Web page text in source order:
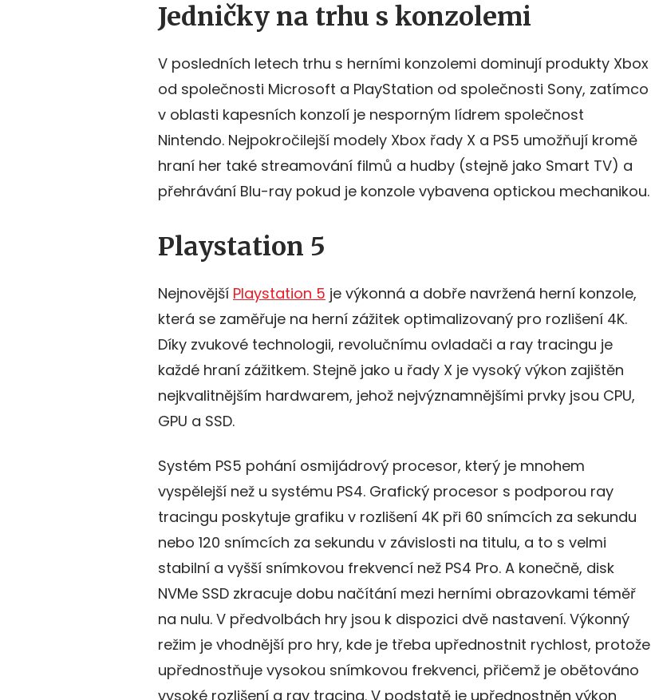
Jedničky na trhu s konzolemi
V posledních letech trhu s herními konzolemi dominují produkty Xbox
od společnosti Microsoft a PlayStation od společnosti Sony, zatímco
v oblasti kapesních konzolí je nesporným lídrem společnost
Nintendo. Nejpokročilejší modely Xbox řady X a PS5 umožňují kromě
hraní her také streamování filmů a hudby (stejně jako Smart TV) a
přehrávání Blu-ray pokud je konzole vybavena optickou mechanikou.
Playstation 5
Nejnovější Playstation 5 je výkonná a dobře navržená herní konzole,
která se zaměřuje na herní zážitek optimalizovaný pro rozlišení 4K.
Díky zvukové technologii, revolučnímu ovladači a ray tracingu je
každé hraní zážitkem. Stejně jako u řady X je vysoký výkon zajištěn
nejkvalitnějším hardwarem, jehož nejvýznamnějšími prvky jsou CPU,
GPU a SSD.
Systém PS5 pohání osmijádrový procesor, který je mnohem
vyspělejší než u systému PS4. Grafický procesor s podporou ray
tracingu poskytuje grafiku v rozlišení 4K při 60 snímcích za sekundu
nebo 120 snímcích za sekundu v závislosti na titulu, a to s velmi
stabilní a vyšší snímkovou frekvencí než PS4 Pro. A konečně, disk
NVMe SSD zkracuje dobu načítání mezi herními obrazovkami téměř
na nulu. V předvolbách hry jsou k dispozici dvě nastavení. Výkonný
režim je vhodnější pro hry, kde je třeba upřednostnit rychlost, protože
upřednostňuje vysokou snímkovou frekvenci, přičemž je obětováno
vysoké rozlišení a ray tracing. V podstatě je upřednostněn výkon